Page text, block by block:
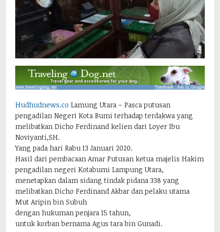
Hudhudnews.co Lamung Utara – Pasca putusan
pengadilan Negeri Kota Bumi terhadap terdakwa yang
melibatkan Dicho Ferdinand kelien dari Loyer Ibu
Noviyanti,SH.
Yang pada hari Rabu 13 Januari 2020.
Hasil dari pembacaan Amar Putusan ketua majelis Hakim
pengadilan negeri Kotabumi Lampung Utara,
menetapkan dalam sidang tindak pidana 338 yang
melibatkan Dicho Ferdinand Akbar dan pelaku utama
Mut Aripin bin Subuh
dengan hukuman penjara 15 tahun,
untuk korban bernama Agus tara bin Gunadi.